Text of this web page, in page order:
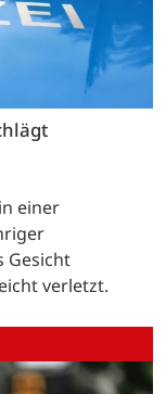
einer
Gesicht
verletzt.